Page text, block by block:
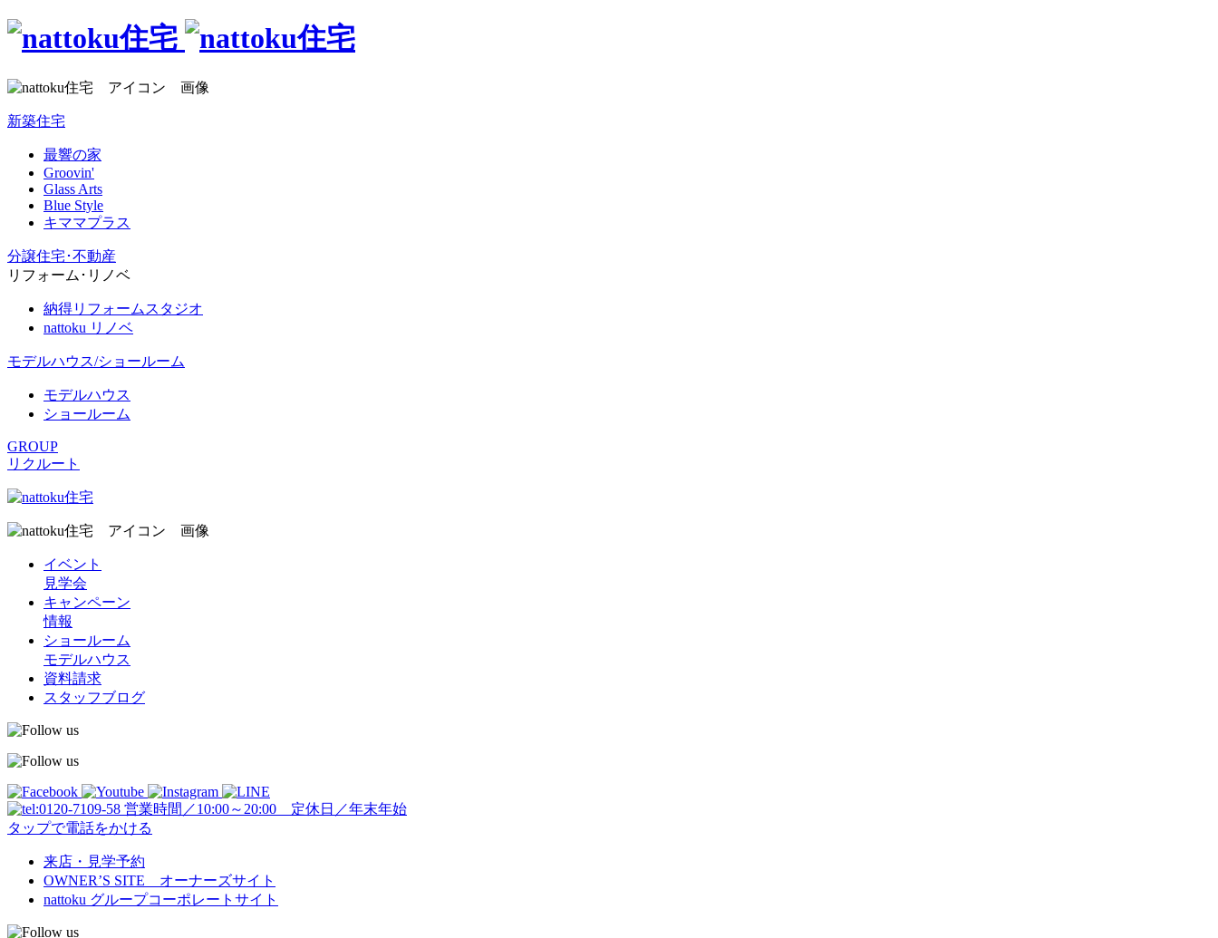
新築住宅
最響の家
Groovin'
Glass Arts
Blue Style
キママプラス
分譲住宅･不動産
リフォーム･リノベ
納得リフォームスタジオ
nattoku リノベ
モデルハウス/ショールーム
モデルハウス
ショールーム
GROUP
リクルート
イベント
見学会
キャンペーン
情報
ショールーム
モデルハウス
資料請求
スタッフブログ
営業時間／10:00～20:00 定休日／年末年始
タップで電話をかける
来店・見学予約
OWNER’S SITE オーナーズサイト
nattoku グループコーポレートサイト